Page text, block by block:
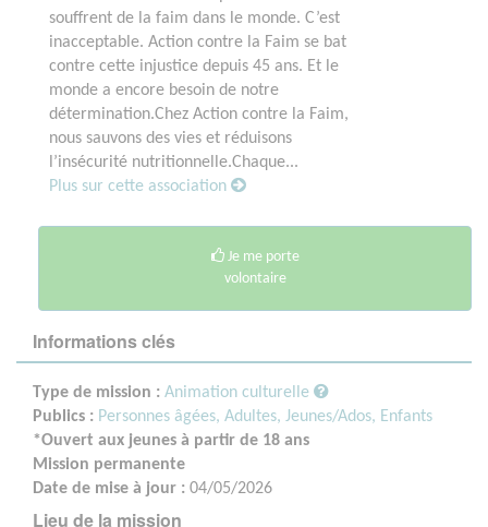
souffrent de la faim dans le monde. C’est
inacceptable. Action contre la Faim se bat
contre cette injustice depuis 45 ans. Et le
monde a encore besoin de notre
détermination.Chez Action contre la Faim,
nous sauvons des vies et réduisons
l’insécurité nutritionnelle.Chaque...
Plus sur cette association
Je me porte
volontaire
Informations clés
Type de mission : Animation culturelle
Publics : Personnes âgées, Adultes, Jeunes/Ados, Enfants
*Ouvert aux jeunes à partir de 18 ans
Mission permanente
Date de mise à jour : 04/05/2026
Lieu de la mission